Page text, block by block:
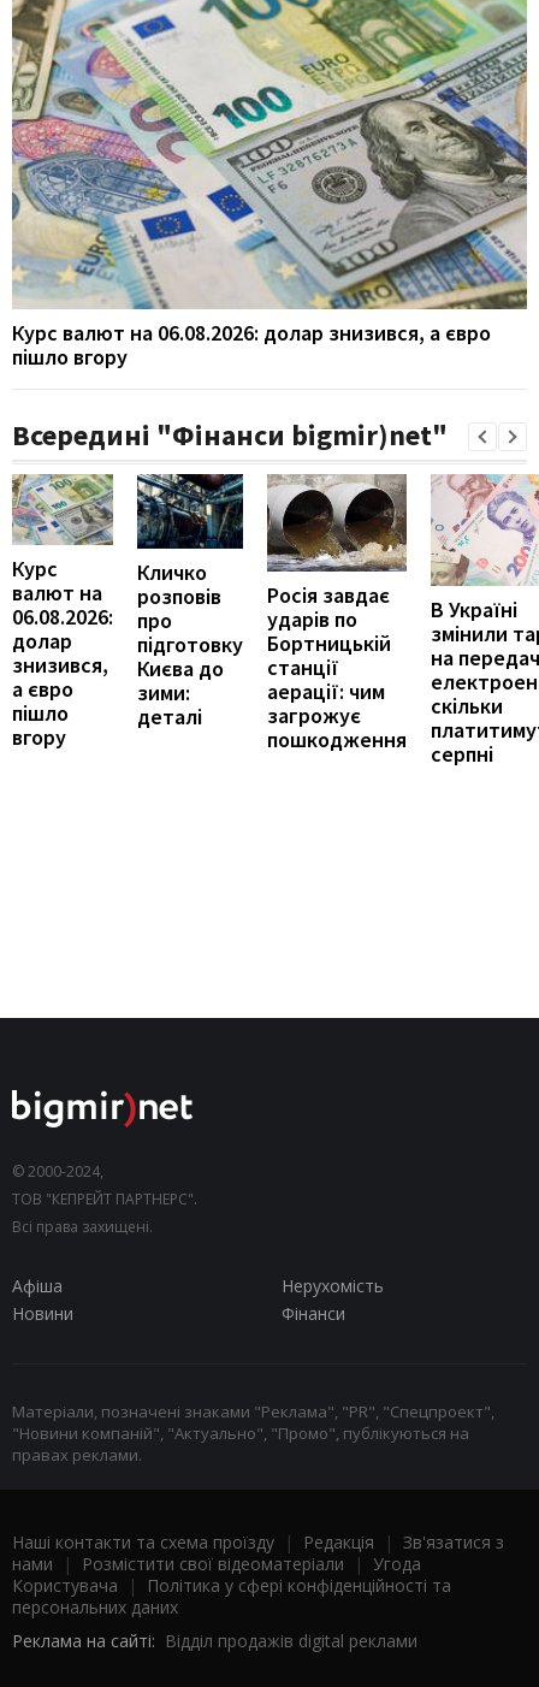
Курс валют на 06.08.2026: долар знизився, а євро
пішло вгору
Всередині "Фінанси bigmir)net"
Курс
валют на
06.08.2026:
долар
знизився,
а євро
пішло
вгору
Кличко
розповів
про
підготовку
Києва до
зими:
деталі
Росія завдає
ударів по
Бортницькій
станції
аерації: чим
загрожує
пошкодження
В Україні
змінили
на
скільки
серпні
© 2000-2024,
ТОВ "КЕПРЕЙТ ПАРТНЕРС".
Всі права захищені.
Афіша
Нерухомість
Новини
Фінанси
Матеріали, позначені знаками "Реклама", "PR", "Спецпроект",
"Новини компаній", "Актуально", "Промо", публікуються на
правах реклами.
Наші контакти та схема проїзду | Редакція | Зв'язатися з
нами | Розмістити свої відеоматеріали | Угода
Користувача |
Політика у сфері конфіденційності та
персональних даних
Реклама на сайті: Відділ продажів digital реклами